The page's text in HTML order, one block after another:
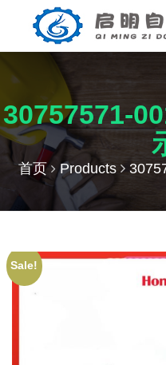
30757571-
首页 Products
Sale!